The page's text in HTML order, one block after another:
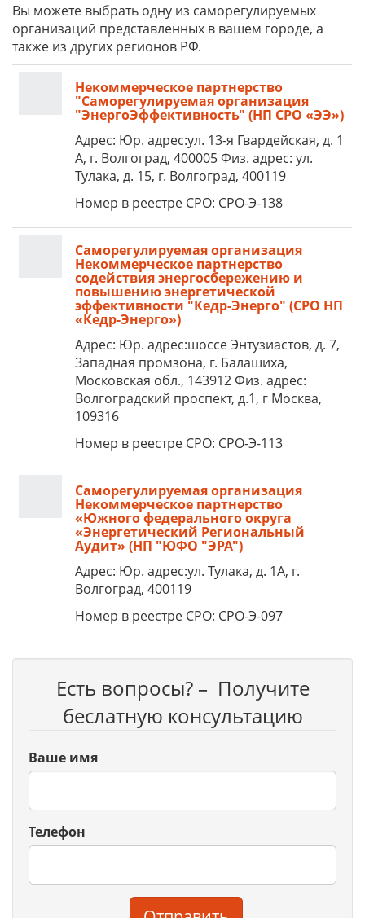
Вы можете выбрать одну из саморегулируемых
организаций представленных в вашем городе, а
также из других регионов РФ.
Некоммерческое партнерство
"Саморегулируемая организация
"ЭнергоЭффективность" (НП СРО «ЭЭ»)
Адрес: Юр. адрес:ул. 13-я Гвардейская, д. 1
А, г. Волгоград, 400005 Физ. адрес: ул.
Тулака, д. 15, г. Волгоград, 400119
Номер в реестре СРО: СРО-Э-138
Саморегулируемая организация
Некоммерческое партнерство
содействия энергосбережению и
повышению энергетической
эффективности "Кедр-Энерго" (СРО НП
«Кедр-Энерго»)
Адрес: Юр. адрес:шоссе Энтузиастов, д. 7,
Западная промзона, г. Балашиха,
Московская обл., 143912 Физ. адрес:
Волгоградский проспект, д.1, г Москва,
109316
Номер в реестре СРО: СРО-Э-113
Саморегулируемая организация
Некоммерческое партнерство
«Южного федерального округа
«Энергетический Региональный
Аудит» (НП "ЮФО "ЭРА")
Адрес: Юр. адрес:ул. Тулака, д. 1А, г.
Волгоград, 400119
Номер в реестре СРО: СРО-Э-097
Есть вопросы? – Получите
беслатную консультацию
Ваше имя
Телефон